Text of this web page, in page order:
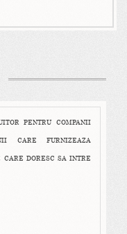
PENTRU COMPANII
CARE FURNIZEAZA
DORESC SA INTRE